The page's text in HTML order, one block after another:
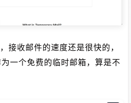
接收邮件的速度还是很快的，
一个免费的临时邮箱，算是不